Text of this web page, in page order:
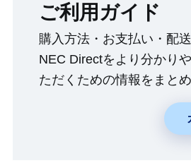
ご利用ガイド
購入方法・お支払い・配送
NEC Directをより分かり
ただくための情報をまとめ